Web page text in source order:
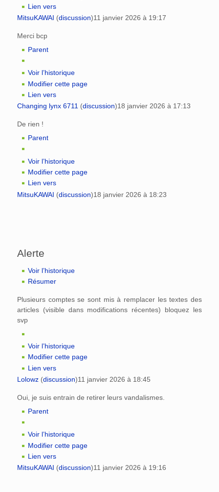
Lien vers
MitsuKAWAI (discussion)11 janvier 2026 à 19:17
Merci bcp
Parent
Voir l’historique
Modifier cette page
Lien vers
Changing lynx 6711 (discussion)18 janvier 2026 à 17:13
De rien !
Parent
Voir l’historique
Modifier cette page
Lien vers
MitsuKAWAI (discussion)18 janvier 2026 à 18:23
Alerte
Voir l’historique
Résumer
Plusieurs comptes se sont mis à remplacer les textes des
articles (visible dans modifications récentes) bloquez les
svp
Voir l’historique
Modifier cette page
Lien vers
Lolowz (discussion)11 janvier 2026 à 18:45
Oui, je suis entrain de retirer leurs vandalismes.
Parent
Voir l’historique
Modifier cette page
Lien vers
MitsuKAWAI (discussion)11 janvier 2026 à 19:16